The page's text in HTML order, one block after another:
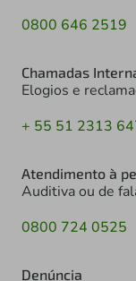
0800 646 2519
Chamadas
Elogios e
+ 55 51 2313
Atendimento à
Auditiva ou de
0800 724 0525
Denúncia